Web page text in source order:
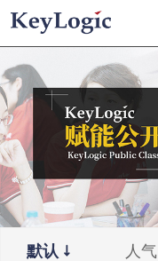
默认 人气